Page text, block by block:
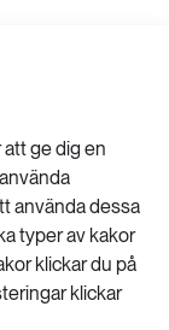
ge dig en
använda dessa
typer av kakor
klickar du på
klickar
SKICKA